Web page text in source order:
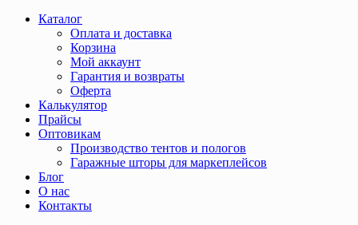
Каталог
Оплата и доставка
Корзина
Мой аккаунт
Гарантия и возвраты
Оферта
Калькулятор
Прайсы
Оптовикам
Производство тентов и пологов
Гаражные шторы для маркеплейсов
Блог
О нас
Контакты